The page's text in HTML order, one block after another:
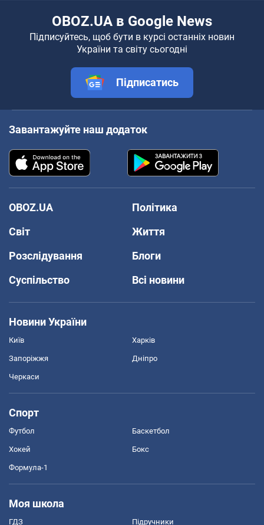
OBOZ.UA в Google News
Підписуйтесь, щоб бути в курсі останніх новин
України та світу сьогодні
Підписатись
Завантажуйте наш додаток
OBOZ.UA
Політика
Світ
Життя
Розслідування
Блоги
Суспільство
Всі новини
Новини України
Київ Харків
Запоріжжя Дніпро
Черкаси
Спорт
Футбол Баскетбол
Хокей Бокс
Формула-1
Моя школа
ГДЗ Підручники